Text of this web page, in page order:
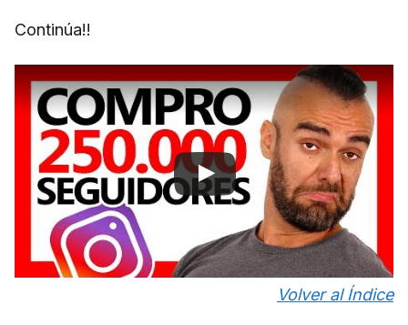
Continúa!!
Volver al Índice